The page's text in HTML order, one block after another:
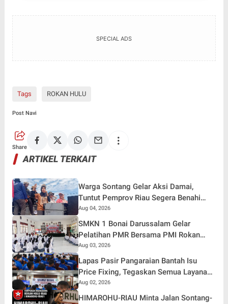
SPECIAL ADS
Tags ROKAN HULU
Post Navi
Share
ARTIKEL TERKAIT
Warga Sontang Gelar Aksi Damai,
Tuntut Pemprov Riau Segera Benahi
Jalan Sontang-Duri
Aug 04, 2026
SMKN 1 Bonai Darussalam Gelar
Pelatihan PMR Bersama PMI Rokan
Hulu, Bentuk Generasi Muda Berjiwa
Kemanusiaan
Aug 03, 2026
Lapas Pasir Pangaraian Bantah Isu
Price Fixing, Tegaskan Semua Layanan
Gratis
Aug 02, 2026
HIMAROHU-RIAU Minta Jalan Sontang-